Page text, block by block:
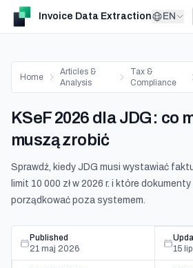
Invoice Data Extraction EN
Home
Articles &
Analysis
Tax &
Compliance
KSeF 2026 dla JDG: co
muszą zrobić
Sprawdź, kiedy JDG musi wystawiać
limit 10 000 zł w 2026 r. i które
porządkować poza systemem.
Published
21 maj 2026
15